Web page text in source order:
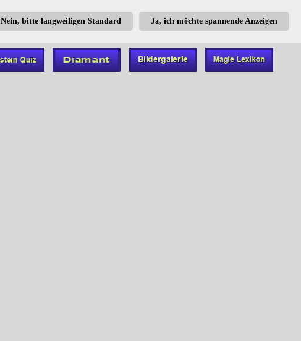
Ja, ich möchte spannende Anzeigen
Nein, bitte langweiligen Standard